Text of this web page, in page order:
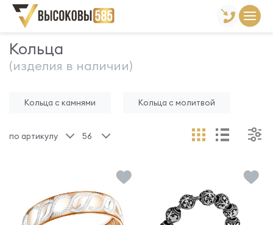
Главная Склад готовой продукции
Кольца
(изделия в наличии)
Кольца с камнями Кольца с молитвой
по артикулу 56